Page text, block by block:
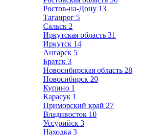
Ростов-на-Дону 13
Таганрог 5
Сальск 2
Иркутская область 31
Иркутск 14
Ангарск 5
Братск 3
Новосибирская область 28
Новосибирск 20
Купино 1
Карасук 1
Приморский край 27
Владивосток 10
Уссурийск 3
Находка 3